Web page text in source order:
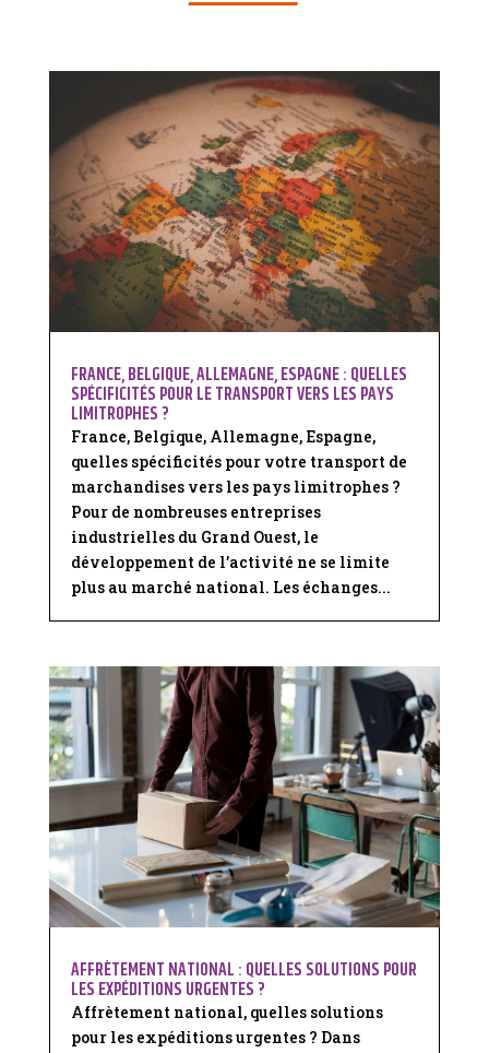
FRANCE, BELGIQUE, ALLEMAGNE, ESPAGNE : QUELLES
SPÉCIFICITÉS POUR LE TRANSPORT VERS LES PAYS
LIMITROPHES ?
France, Belgique, Allemagne, Espagne,
quelles spécificités pour votre transport de
marchandises vers les pays limitrophes ?
Pour de nombreuses entreprises
industrielles du Grand Ouest, le
développement de l’activité ne se limite
plus au marché national. Les échanges...
AFFRÈTEMENT NATIONAL : QUELLES SOLUTIONS POUR
LES EXPÉDITIONS URGENTES ?
Affrètement national, quelles solutions
pour les expéditions urgentes ? Dans